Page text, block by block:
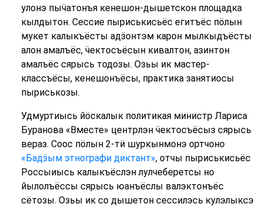
улонэ пыӵатонъя кенешон-дышетскон площадка
кылдытон. Сессие пыриськисьёс егитъёс пӧлын
мукет калыкъёсты адӟонтэм карон мылкыдъёсты
алон амалъёс, ӵектосъёсын кивалтон, азинтон
амалъёс сярысь тодозы. Озьы ик мастер-
классъёсы, кенешонъёсы, практика занятиосы
пыриськозы.
Удмуртиысь йӧскалык политикая министр Лариса
Буранова «Вместе» центрлэн ӵектосъёсыз сярысь
вераз. Соос пӧлын 2-тӥ шуркынмонэ ортчоно
«Бадӟым этнографи диктант», отчы пыриськисьёс
Россыиысь калыкъёслэн лулчеберетсы но
йылолъёссы сярысь юанъёслы валэктонъёс
сётозы. Озьы ик со дышетон сессилэсь кулэлыксэ